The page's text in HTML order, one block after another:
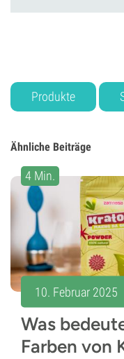
Produkte
Ähnliche Beiträge
4 Min.
10. Februar 2025
Was
Farben von